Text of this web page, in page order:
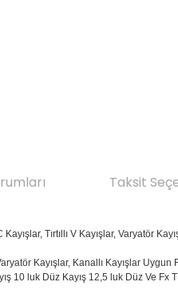
Taksit
Tırtıllı V Kayışlar, Varyatör
Kayışlar, Kanallı Kayışlar Uygun
10 luk Düz Kayış 12,5 luk Düz Ve Fx